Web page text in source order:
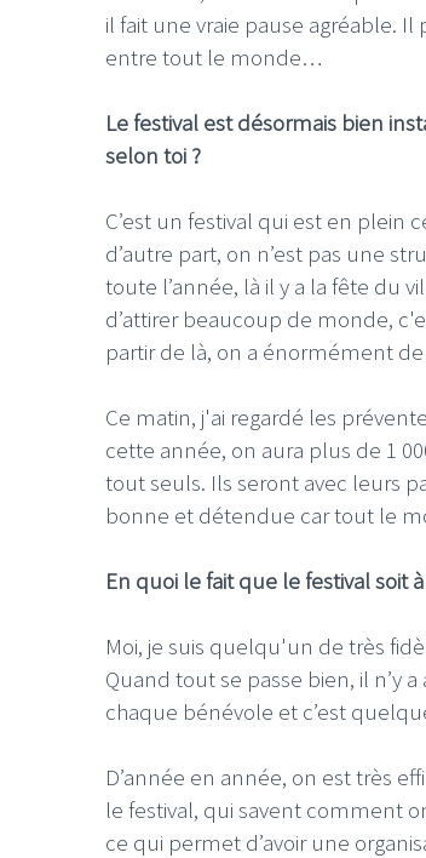
il fait une vraie pause agréable.
entre tout le monde…
Le festival est désormais bien
selon toi ?
C’est un festival qui est en
d’autre part, on n’est pas une
toute l’année, là il y a la fête du
d’attirer beaucoup de monde,
partir de là, on a énormément
Ce matin, j'ai regardé les
cette année, on aura plus de 1
tout seuls. Ils seront avec leurs
bonne et détendue car tout le
En quoi le fait que le festival soit
Moi, je suis quelqu'un de très
Quand tout se passe bien, il n’y
chaque bénévole et c’est
D’année en année, on est très
le festival, qui savent comment
ce qui permet d’avoir une